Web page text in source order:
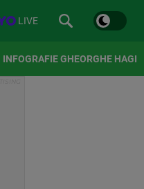
LIVE
INFOGRAFIE GHEORGHE HAGI